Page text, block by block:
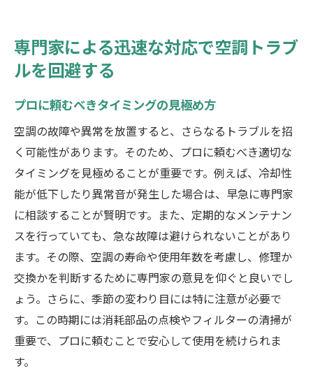
専門家による迅速な対応で空調トラブ
ルを回避する
プロに頼むべきタイミングの見極め方
空調の故障や異常を放置すると、さらなるトラブルを招
く可能性があります。そのため、プロに頼むべき適切な
タイミングを見極めることが重要です。例えば、冷却性
能が低下したり異常音が発生した場合は、早急に専門家
に相談することが賢明です。また、定期的なメンテナン
スを行っていても、急な故障は避けられないことがあり
ます。その際、空調の寿命や使用年数を考慮し、修理か
交換かを判断するために専門家の意見を仰ぐと良いでし
ょう。さらに、季節の変わり目には特に注意が必要で
す。この時期には消耗部品の点検やフィルターの清掃が
重要で、プロに頼むことで安心して使用を続けられま
す。